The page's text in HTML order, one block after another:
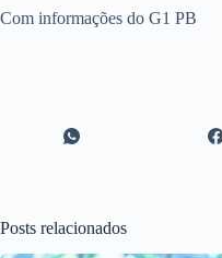
Com informações do G1 PB
Posts relacionados